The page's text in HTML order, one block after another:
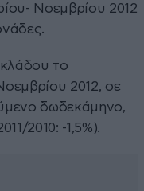
Νοεμβρίου 2012
το
2012, σε
δωδεκάμηνο,
2010: -1,5%).